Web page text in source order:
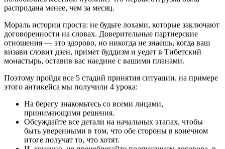
распродана менее, чем за месяц.
Мораль истории проста: не будьте лохами, которые заключают
договоренности на словах. Доверительные партнерские
отношения — это здорово, но никогда не знаешь, когда ваш
визави словит дзен, примет буддизм и уедет в Тибетский
монастырь, оставив вас наедине с вашими планами.
Поэтому пройдя все 5 стадий принятия ситуации, на примере
этого антикейса мы получили 4 урока:
На берегу знакомьтесь со всеми лицами,
принимающими решения.
Обсуждайте все детали на начальных этапах, чтобы
быть уверенными в том, что обе стороны в конечном
итоге получат то, что хотят.